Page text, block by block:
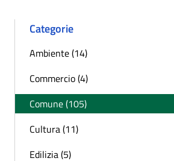
Categorie
Ambiente (14)
Commercio (4)
Comune (105)
Cultura (11)
Edilizia (5)